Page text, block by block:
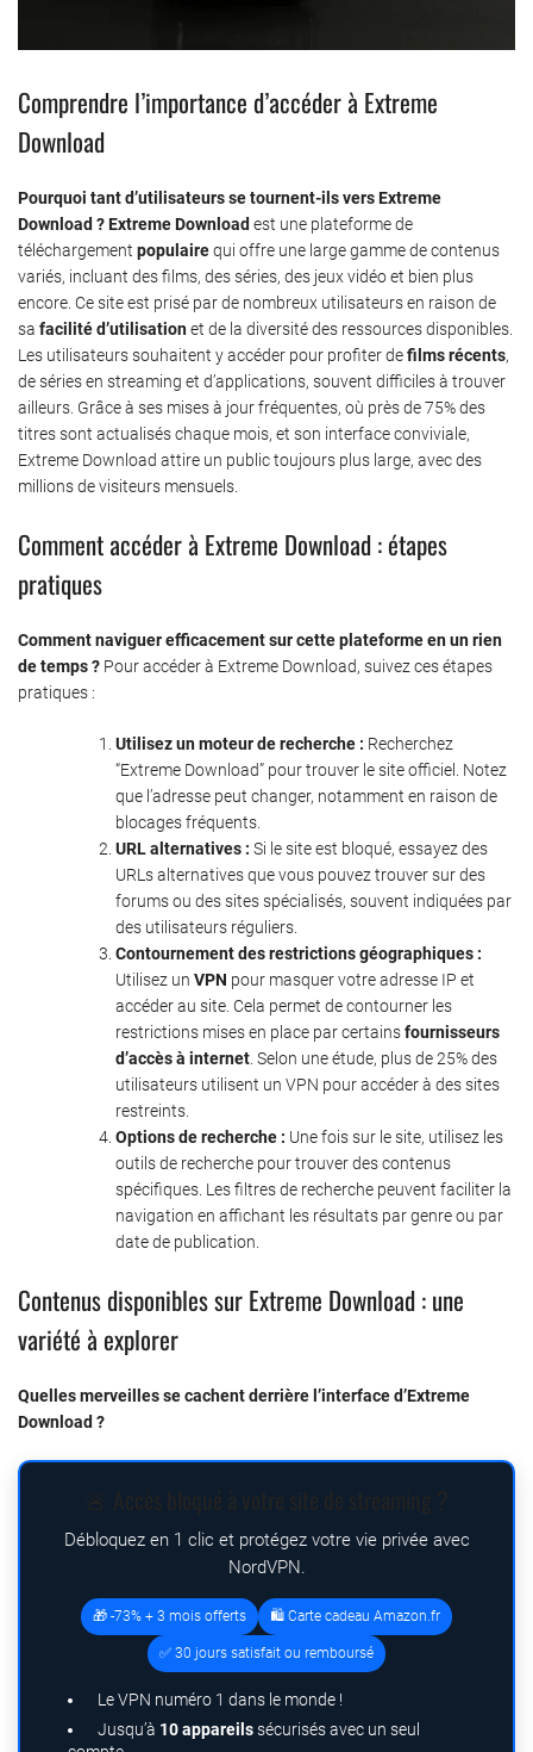
Comprendre l’importance d’accéder à Extreme
Download
Pourquoi tant d’utilisateurs se tournent-ils vers Extreme
Download ?Extreme Download est une plateforme de
téléchargement populairequi offre une large gamme de contenus
variés, incluant des films, des séries, des jeux vidéo et bien plus
encore. Ce site est prisé par de nombreux utilisateurs en raison de
sa facilité d’utilisationet de la diversité des ressources disponibles.
Les utilisateurs souhaitent y accéder pour profiter defilms récents,
de séries en streaming et d’applications, souvent difficiles à trouver
ailleurs. Grâce à ses mises à jour fréquentes, où près de 75% des
titres sont actualisés chaque mois, et son interface conviviale,
Extreme Download attire un public toujours plus large, avec des
millions de visiteurs mensuels.
Comment accéder à Extreme Download : étapes
pratiques
Comment naviguer efficacement sur cette plateforme en un rien
de temps ? Pour accéder à Extreme Download, suivez ces étapes
pratiques :
Utilisez un moteur de recherche : Recherchez
“Extreme Download” pour trouver le site officiel. Notez
que l’adresse peut changer, notamment en raison de
blocages fréquents.
URL alternatives : Si le site est bloqué, essayez des
URLs alternatives que vous pouvez trouver sur des
forums ou des sites spécialisés, souvent indiquées par
des utilisateurs réguliers.
Contournement des restrictions géographiques :
Utilisez un VPN pour masquer votre adresse IP et
accéder au site. Cela permet de contourner les
restrictions mises en place par certainsfournisseurs
d’accès à internet . Selon une étude, plus de 25% des
utilisateurs utilisent un VPN pour accéder à des sites
restreints.
Options de recherche : Une fois sur le site, utilisez les
outils de recherche pour trouver des contenus
spécifiques. Les filtres de recherche peuvent faciliter la
navigation en affichant les résultats par genre ou par
date de publication.
Contenus disponibles sur Extreme Download : une
variété à explorer
Quelles merveilles se cachent derrière l’interface d’Extreme
Download ?
Débloquez en 1 clic et protégez votre vie privée avec
NordVPN.
🎁 -73% + 3 mois offerts 🛍️ Carte cadeau Amazon.fr
✅ 30 jours satisfait ou remboursé
Le VPN numéro 1 dans le monde !
Jusqu’à 10 appareilssécurisés avec un seul